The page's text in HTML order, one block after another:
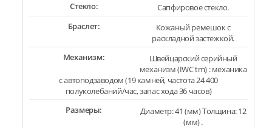
Стекло:
Сапфировое стекло.
Браслет:
Кожаный ремешок с
раскладной застежкой.
Механизм:
Швейцарский серийный
механизм (IWC tm) : механика
с автоподзаводом (19 камней, частота 24 400
полуколебаний/час, запас хода 36 часов)
Размеры:
Диаметр: 41 (мм) Толщина: 12
(мм) .